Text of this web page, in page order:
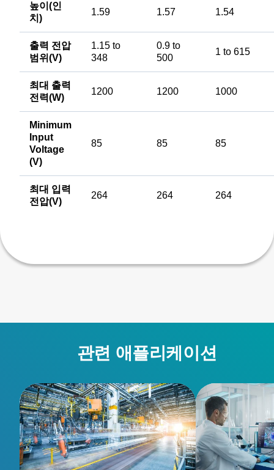
높이(인
치)
1.59 1.57 1.54
출력 전압
범위(V)
1.15 to
348
0.9 to
500
1 to 615
최대 출력
전력(W)
1200 1200 1000
Minimum
Input
Voltage
(V)
85 85 85
최대 입력
전압(V)
264 264 264
관련 애플리케이션